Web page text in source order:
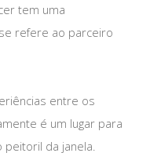
tem uma
refere ao parceiro
entre os
é um lugar para
da janela.